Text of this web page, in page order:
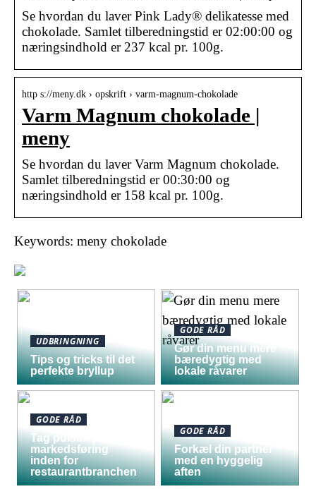
Se hvordan du laver Pink Lady® delikatesse med
chokolade. Samlet tilberedningstid er 02:00:00 og
næringsindhold er 237 kcal pr. 100g.
http s://meny.dk › opskrift › varm-magnum-chokolade
Varm Magnum chokolade |
meny
Se hvordan du laver Varm Magnum chokolade.
Samlet tilberedningstid er 00:30:00 og
næringsindhold er 158 kcal pr. 100g.
Keywords: meny chokolade
UDBRINGNING
Tips og tricks til det
perfekte bryllup
GODE RÅD
Gør din menu mere
bæredygtig med
lokale råvarer
GODE RÅD
Tag pulsen på digital
markedsføring
inden for
restaurantbranchen
GODE RÅD
Forkæl din partner
med en hyggelig
aften